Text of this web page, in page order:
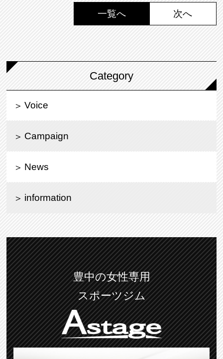
一覧へ 次へ
Category
Voice
Campaign
News
information
豊中の女性専用
スポーツジム